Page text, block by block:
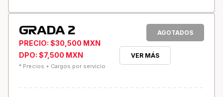
GRADA 2
PRECIO: $30,500 MXN
DPO: $7,500 MXN
* Precios + Cargos por servicio
AGOTADOS
VER MÁS